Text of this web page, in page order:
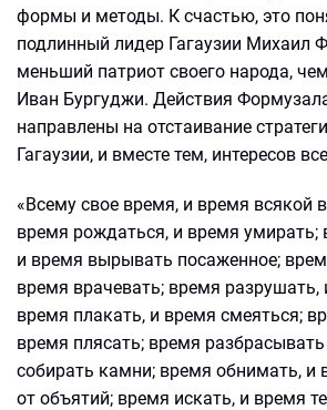
формы и методы. К счастью, это
подлинный лидер Гагаузии Михаил
меньший патриот своего народа,
Иван Бургуджи. Действия
направлены на отстаивание
Гагаузии, и вместе тем, интересов
«Всему свое время, и время всякой
время рождаться, и время умирать;
и время вырывать посаженное;
время врачевать; время разрушать,
время плакать, и время смеяться;
время плясать; время
собирать камни; время обнимать, и
от объятий; время искать, и время